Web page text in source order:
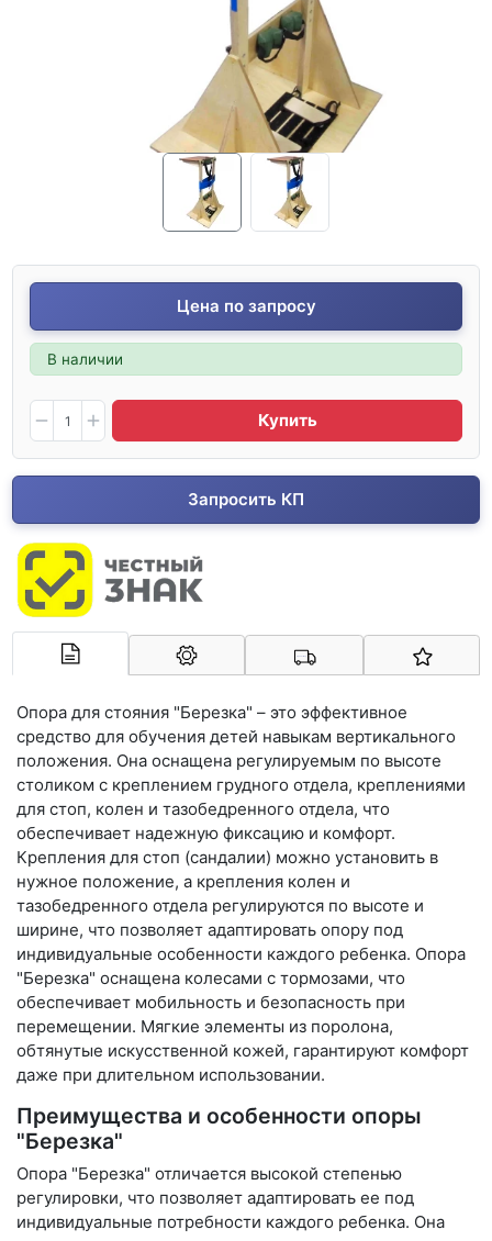
Цена по запросу
В наличии
Купить
Запросить КП
Арконт-Мед
Опора для стояния "Березка" – это эффективное
средство для обучения детей навыкам вертикального
положения. Она оснащена регулируемым по высоте
столиком с креплением грудного отдела, креплениями
для стоп, колен и тазобедренного отдела, что
обеспечивает надежную фиксацию и комфорт.
Крепления для стоп (сандалии) можно установить в
нужное положение, а крепления колен и
тазобедренного отдела регулируются по высоте и
ширине, что позволяет адаптировать опору под
индивидуальные особенности каждого ребенка. Опора
"Березка" оснащена колесами с тормозами, что
обеспечивает мобильность и безопасность при
перемещении. Мягкие элементы из поролона,
обтянутые искусственной кожей, гарантируют комфорт
даже при длительном использовании.
Преимущества и особенности опоры
"Березка"
Опора "Березка" отличается высокой степенью
регулировки, что позволяет адаптировать ее под
индивидуальные потребности каждого ребенка. Она